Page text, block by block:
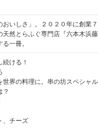
おいしさ」。２０２０年に創業
天然とらふぐ専門店『六本木浜
一冊。
ける！
世界の料理に。串の坊スペシャル
？
、チーズ